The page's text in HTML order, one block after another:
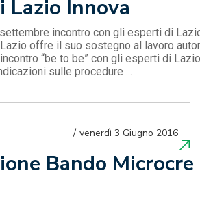
Lazio Innova
settembre incontro con gli esperti di
offre il suo sostegno al lavoro
“be to be” con gli esperti di
sulle procedure ...
Bando Microcre
venerdì 3 Giugno 2016